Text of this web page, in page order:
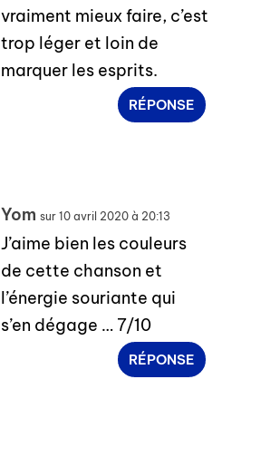
vraiment mieux faire, c’est
trop léger et loin de
marquer les esprits.
RÉPONSE
Yom sur 10 avril 2020 à 20:13
J’aime bien les couleurs
de cette chanson et
l’énergie souriante qui
s’en dégage … 7/10
RÉPONSE